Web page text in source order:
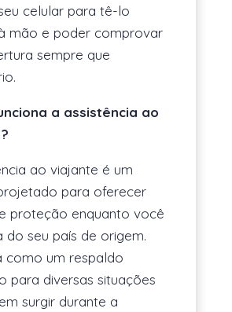
celular para tê-lo
mão e poder comprovar
sempre que
a assistência ao
ao viajante é um
para oferecer
proteção enquanto você
do seu país de origem.
como um respaldo
para diversas situações
surgir durante a